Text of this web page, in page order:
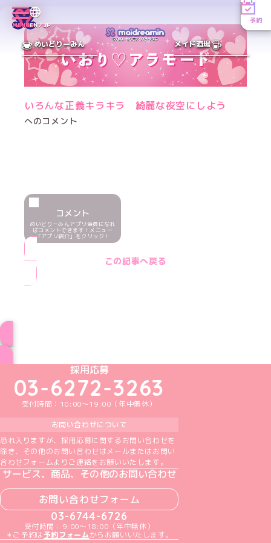
MENUEN／JP
予約
めいどりーみん メイド酒場
いろんな正義キラキラ 綺麗な夜空にしよう
へのコメント
コメント
めいどりーみんアプリ会員になれ
ばコメントできます！メニュー
「アプリ紹介」をクリック！
この記事へ戻る
めいどりーみんTikTok公式アカウント
めいどりーみんX公式アカウント
めいどりーみんInstagram公式アカウント
めいどりーみんFacebook公式アカウン
めいどりーみんYouTube公式アカ
採用応募
03-6272-3263
受付時間：10:00～19:00（年中無休）
お問い合わせについて
恐れ入りますが、採用応募に関するお問い合わせを
除き、その他のお問い合わせはメールまたはお問い
合わせフォームよりご連絡をお願いいたします。
サービス、商品、その他のお問い合わせ
お問い合わせフォーム
03-6744-6726
受付時間：9:00～18:00（年中無休）
＊ご予約は予約フォームからお願いいたします。